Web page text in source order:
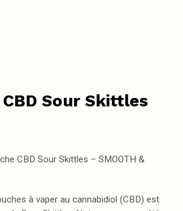
Sour Skittles
CBD Sour Skittles – SMOOTH &
à vaper au cannabidiol (CBD) est